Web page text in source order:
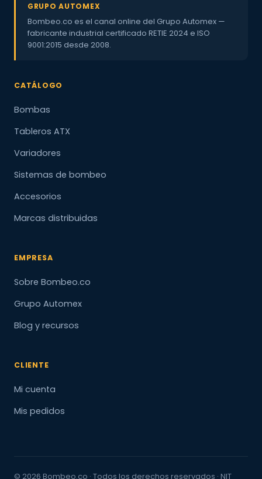
GRUPO AUTOMEX
Bombeo.co es el canal online del Grupo Automex —
fabricante industrial certificado RETIE 2024 e ISO
9001:2015 desde 2008.
CATÁLOGO
Bombas
Tableros ATX
Variadores
Sistemas de bombeo
Accesorios
Marcas distribuidas
EMPRESA
Sobre Bombeo.co
Grupo Automex
Blog y recursos
CLIENTE
Mi cuenta
Mis pedidos
© 2026 Bombeo.co · Todos los derechos reservados · NIT